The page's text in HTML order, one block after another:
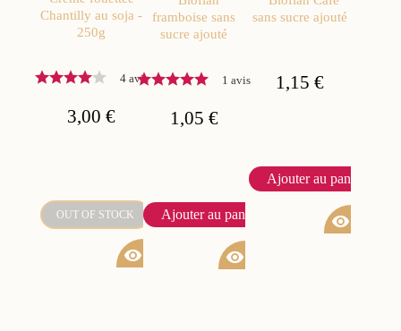
Chantilly au soja -
250g
4 avis
3,00 €
OUT OF STOCK
visibility
framboise sans
sucre ajouté
1 avis
1,05 €
Ajouter au panier
visibility
sans sucre ajouté
1,15 €
Ajouter au panier
visibility